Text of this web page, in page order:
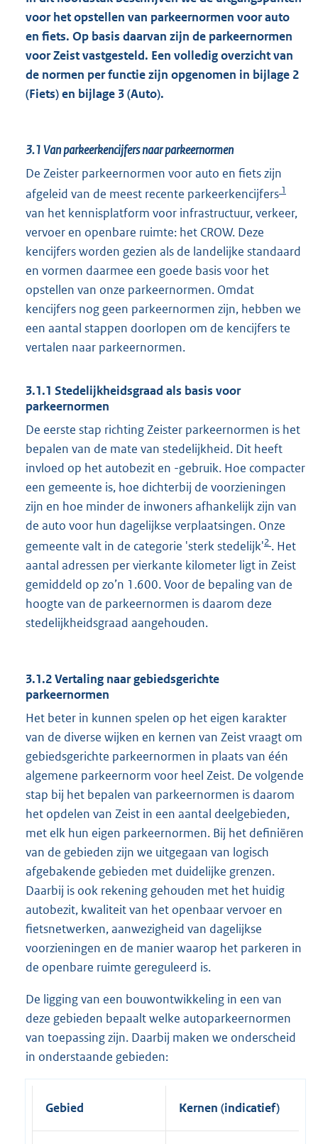
voor het opstellen van parkeernormen voor auto
en fiets. Op basis daarvan zijn de parkeernormen
voor Zeist vastgesteld. Een volledig overzicht van
de normen per functie zijn opgenomen in bijlage 2
(Fiets) en bijlage 3 (Auto).
3.1Van parkeerkencijfers naar parkeernormen
De Zeister parkeernormen voor auto en fiets zijn
afgeleid van de meest recente parkeerkencijfers 1
van het kennisplatform voor infrastructuur, verkeer,
vervoer en openbare ruimte: het CROW. Deze
kencijfers worden gezien als de landelijke standaard
en vormen daarmee een goede basis voor het
opstellen van onze parkeernormen. Omdat
kencijfers nog geen parkeernormen zijn, hebben we
een aantal stappen doorlopen om de kencijfers te
vertalen naar parkeernormen.
3.1.1 Stedelijkheidsgraad als basis voor
parkeernormen
De eerste stap richting Zeister parkeernormen is het
bepalen van de mate van stedelijkheid. Dit heeft
invloed op het autobezit en -gebruik. Hoe compacter
een gemeente is, hoe dichterbij de voorzieningen
zijn en hoe minder de inwoners afhankelijk zijn van
de auto voor hun dagelijkse verplaatsingen. Onze
gemeente valt in de categorie 'sterk stedelijk'2 . Het
aantal adressen per vierkante kilometer ligt in Zeist
gemiddeld op zo’n 1.600. Voor de bepaling van de
hoogte van de parkeernormen is daarom deze
stedelijkheidsgraad aangehouden.
3.1.2 Vertaling naar gebiedsgerichte
parkeernormen
Het beter in kunnen spelen op het eigen karakter
van de diverse wijken en kernen van Zeist vraagt om
gebiedsgerichte parkeernormen in plaats van één
algemene parkeernorm voor heel Zeist. De volgende
stap bij het bepalen van parkeernormen is daarom
het opdelen van Zeist in een aantal deelgebieden,
met elk hun eigen parkeernormen. Bij het definiëren
van de gebieden zijn we uitgegaan van logisch
afgebakende gebieden met duidelijke grenzen.
Daarbij is ook rekening gehouden met het huidig
autobezit, kwaliteit van het openbaar vervoer en
fietsnetwerken, aanwezigheid van dagelijkse
voorzieningen en de manier waarop het parkeren in
de openbare ruimte gereguleerd is.
De ligging van een bouwontwikkeling in een van
deze gebieden bepaalt welke autoparkeernormen
van toepassing zijn. Daarbij maken we onderscheid
in onderstaande gebieden:
Gebied Kernen (indicatief)